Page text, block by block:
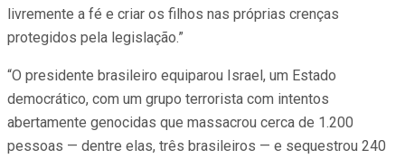
livremente a fé e criar os filhos nas próprias crenças
protegidos pela legislação.”
“O presidente brasileiro equiparou Israel, um Estado
democrático, com um grupo terrorista com intentos
abertamente genocidas que massacrou cerca de 1.200
pessoas — dentre elas, três brasileiros — e sequestrou 240